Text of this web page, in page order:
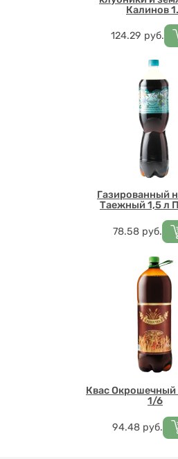
Калинов
Цена
124.29 руб.
Газированный
Таежный 1,5 л
Цена
78.58 руб.
Квас
1/6
Цена
94.48 руб.